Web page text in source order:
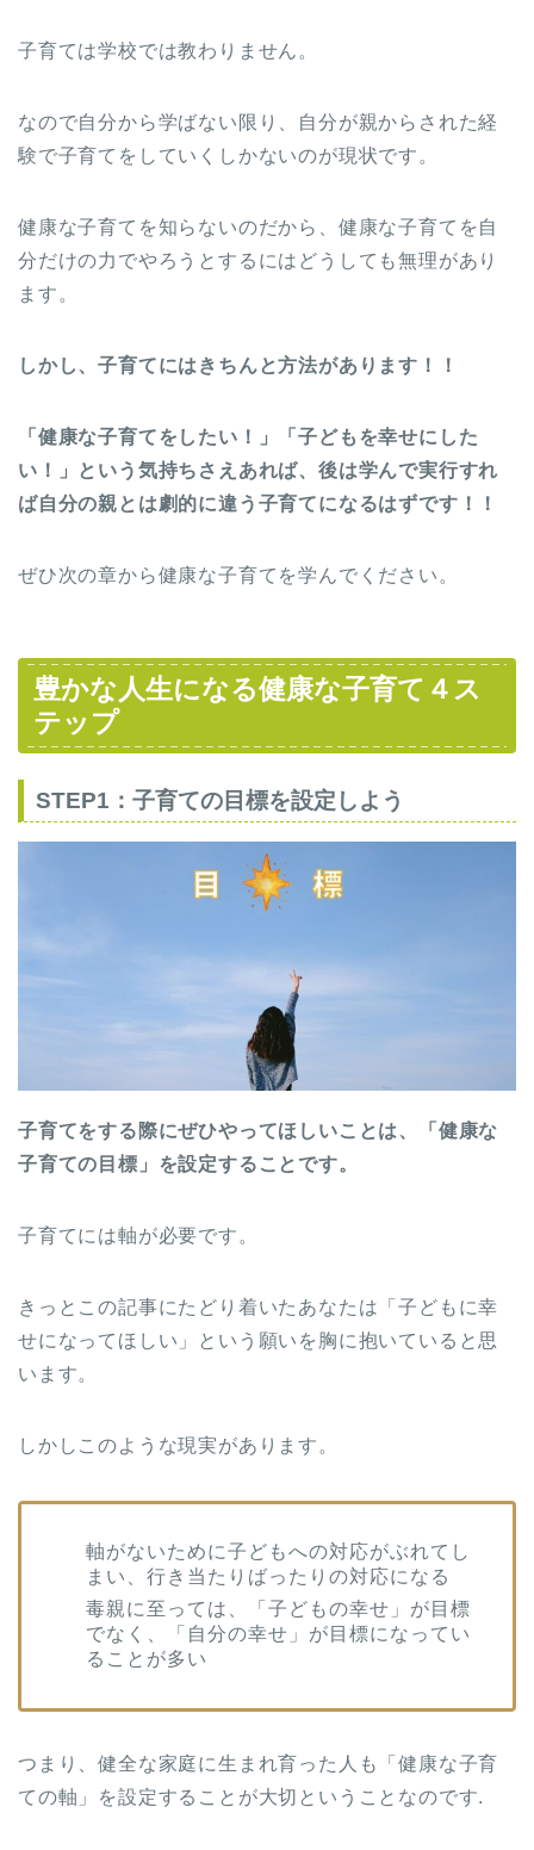
子育ては学校では教わりません。
なので自分から学ばない限り、自分が親からされた経
験で子育てをしていくしかないのが現状です。
健康な子育てを知らないのだから、健康な子育てを自
分だけの力でやろうとするにはどうしても無理があり
ます。
しかし、子育てにはきちんと方法があります！！
「健康な子育てをしたい！」「子どもを幸せにした
い！」という気持ちさえあれば、後は学んで実行すれ
ば自分の親とは劇的に違う子育てになるはずです！！
ぜひ次の章から健康な子育てを学んでください。
豊かな人生になる健康な子育て４ス
テップ
STEP1：子育ての目標を設定しよう
子育てをする際にぜひやってほしいことは、「健康な
子育ての目標」を設定することです。
子育てには軸が必要です。
きっとこの記事にたどり着いたあなたは「子どもに幸
せになってほしい」という願いを胸に抱いていると思
います。
しかしこのような現実があります。
軸がないために子どもへの対応がぶれてし
まい、行き当たりばったりの対応になる
毒親に至っては、「子どもの幸せ」が目標
でなく、「自分の幸せ」が目標になってい
ることが多い
つまり、健全な家庭に生まれ育った人も「健康な子育
ての軸」を設定することが大切ということなのです.